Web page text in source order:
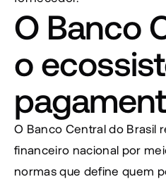
O Banco
o
O Banco Central do Brasil
financeiro nacional por
normas que define quem